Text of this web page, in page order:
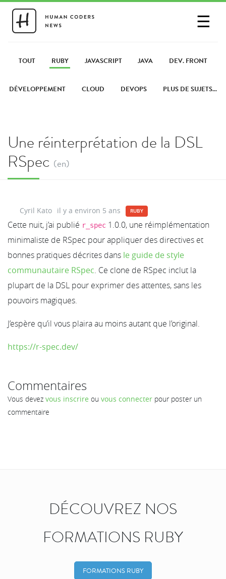
☰
PARTAGER UN LIEN
TOUT RUBY JAVASCRIPT JAVA DEV. FRONT
DÉVELOPPEMENT CLOUD DEVOPS PLUS DE SUJETS...
Une réinterprétation de la DSL
RSpec (en)
Cyril Kato il y a environ 5 ans RUBY
Cette nuit, j’ai publié r_spec 1.0.0, une réimplémentation
minimaliste de RSpec pour appliquer des directives et
bonnes pratiques décrites dans le guide de style
communautaire RSpec. Ce clone de RSpec inclut la
plupart de la DSL pour exprimer des attentes, sans les
pouvoirs magiques.
J’espère qu’il vous plaira au moins autant que l’original.
https://r-spec.dev/
Commentaires
Vous devez vous inscrire ou vous connecter pour poster un
commentaire
DÉCOUVREZ NOS
FORMATIONS RUBY
FORMATIONS RUBY